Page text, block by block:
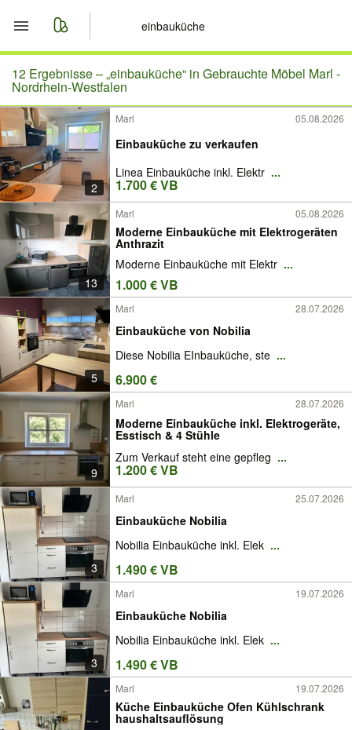
Start
Merkliste
Nachrichten
Anzeige aufgeben
12 Ergebnisse –„einbauküche“ in Gebrauchte Möbel Marl -
Nordrhein-Westfalen
2
Marl 05.08.2026
Einbauküche zu verkaufen
Linea Einbauküche inkl. Elektr ...
1.700 € VB
13
Marl 05.08.2026
Moderne Einbauküche mit Elektrogeräten
Anthrazit
Moderne Einbauküche mit Elektr ...
1.000 € VB
5
Marl 28.07.2026
Einbauküche von Nobilia
Diese Nobilia EInbauküche, ste ...
6.900 €
9
Marl 28.07.2026
Moderne Einbauküche inkl. Elektrogeräte,
Esstisch & 4 Stühle
Zum Verkauf steht eine gepfleg ...
1.200 € VB
3
Marl 25.07.2026
Einbauküche Nobilia
Nobilia Einbauküche inkl. Elek ...
1.490 € VB
3
Marl 19.07.2026
Einbauküche Nobilia
Nobilia Einbauküche inkl. Elek ...
1.490 € VB
Marl 19.07.2026
Küche Einbauküche Ofen Kühlschrank
haushaltsauflösung